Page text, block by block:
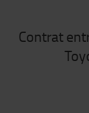
Contrat